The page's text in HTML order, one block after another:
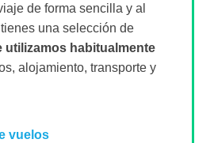
de forma sencilla y al
una selección de
utilizamos habitualmente
alojamiento, transporte y
vuelos